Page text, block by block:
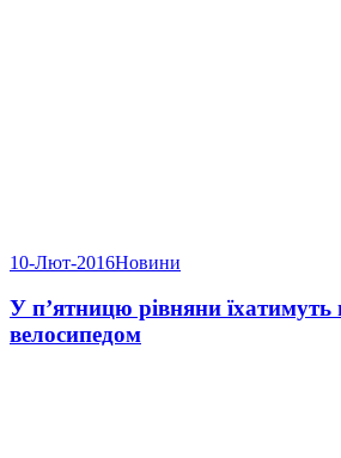
10-Лют-2016Новини
У п’ятницю рівняни їхатимуть
велосипедом